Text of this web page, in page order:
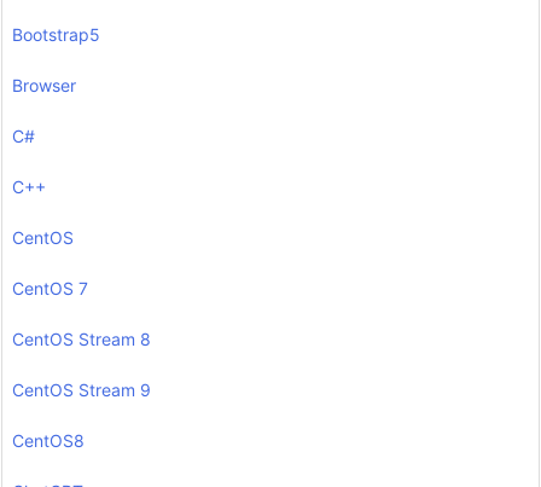
Bootstrap5
Browser
C#
C++
CentOS
CentOS 7
CentOS Stream 8
CentOS Stream 9
CentOS8